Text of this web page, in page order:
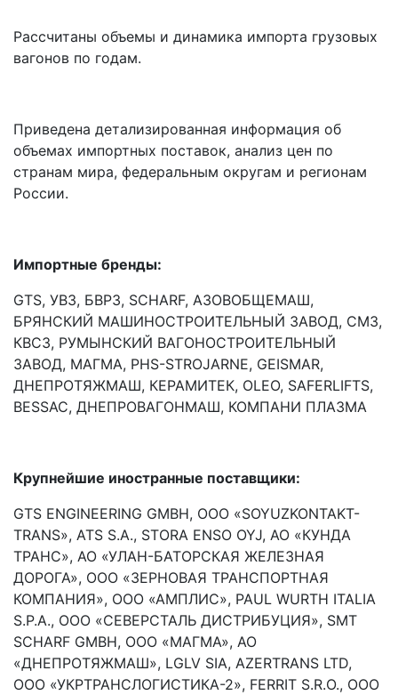
Рассчитаны объемы и динамика импорта грузовых
вагонов по годам.
Приведена детализированная информация об
объемах импортных поставок, анализ цен по
странам мира, федеральным округам и регионам
России.
Импортные бренды:
GTS, УВЗ, БВРЗ, SCHARF, АЗОВОБЩЕМАШ,
БРЯНСКИЙ МАШИНОСТРОИТЕЛЬНЫЙ ЗАВОД, СМЗ,
КВСЗ, РУМЫНСКИЙ ВАГОНОСТРОИТЕЛЬНЫЙ
ЗАВОД, МАГМА, PHS-STROJARNE, GEISMAR,
ДНЕПРОТЯЖМАШ, КЕРАМИТЕК, OLEO, SAFERLIFTS,
BESSAC, ДНЕПРОВАГОНМАШ, КОМПАНИ ПЛАЗМА
Крупнейшие иностранные поставщики:
GTS ENGINEERING GMBH, ООО «SOYUZKONTAKT-
TRANS», ATS S.A., STORA ENSO OYJ, АО «КУНДА
ТРАНС», АО «УЛАН-БАТОРСКАЯ ЖЕЛЕЗНАЯ
ДОРОГА», ООО «ЗЕРНОВАЯ ТРАНСПОРТНАЯ
КОМПАНИЯ», ООО «АМПЛИС», PAUL WURTH ITALIA
S.P.A., ООО «СЕВЕРСТАЛЬ ДИСТРИБУЦИЯ», SMT
SCHARF GMBH, ООО «МАГМА», АО
«ДНЕПРОТЯЖМАШ», LGLV SIA, AZERTRANS LTD,
ООО «УКРТРАНСЛОГИСТИКА-2», FERRIT S.R.O., ООО